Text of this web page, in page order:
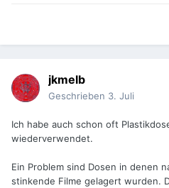
jkmelb
Geschrieben 3. Juli
Ich habe auch schon oft
wiederverwendet.
Ein Problem sind Dosen in denen
stinkende Filme gelagert wurden.